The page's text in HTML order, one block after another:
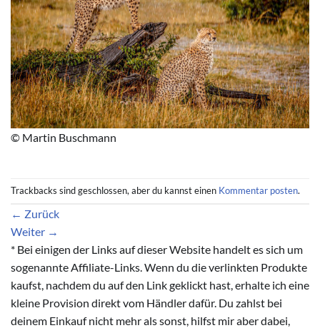
© Martin Buschmann
Trackbacks sind geschlossen, aber du kannst einen Kommentar posten.
← Zurück
Weiter →
* Bei einigen der Links auf dieser Website handelt es sich um
sogenannte Affiliate-Links. Wenn du die verlinkten Produkte
kaufst, nachdem du auf den Link geklickt hast, erhalte ich eine
kleine Provision direkt vom Händler dafür. Du zahlst bei
deinem Einkauf nicht mehr als sonst, hilfst mir aber dabei,